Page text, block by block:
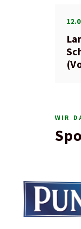
WIR